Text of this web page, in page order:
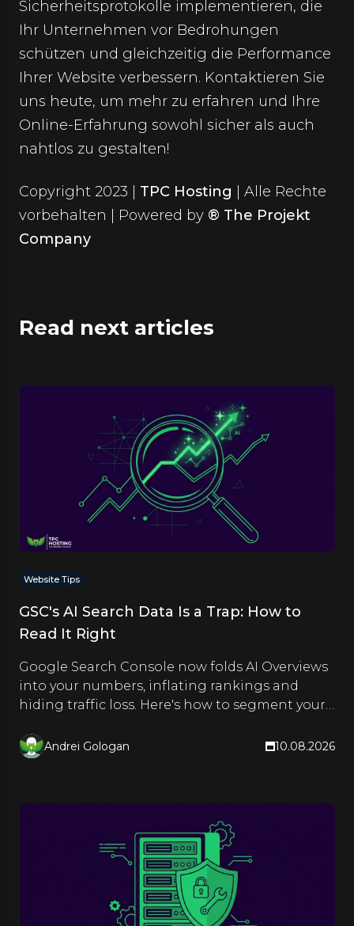
Sicherheitsprotokolle implementieren, die
Ihr Unternehmen vor Bedrohungen
schützen und gleichzeitig die Performance
Ihrer Website verbessern. Kontaktieren Sie
uns heute, um mehr zu erfahren und Ihre
Online-Erfahrung sowohl sicher als auch
nahtlos zu gestalten!
Copyright 2023 | TPC Hosting | Alle Rechte
vorbehalten | Powered by ® The Projekt
Company
Read next articles
Website Tips
GSC's AI Search Data Is a Trap: How to
Read It Right
Google Search Console now folds AI Overviews
into your numbers, inflating rankings and
hiding traffic loss. Here's how to segment your
Andrei Gologan 10.08.2026